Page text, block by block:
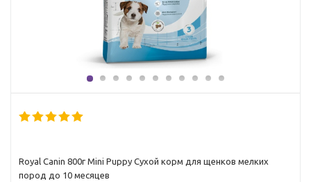
Royal Canin 800г Mini Puppy Сухой корм для щенков мелких
пород до 10 месяцев